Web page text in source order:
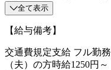
全て表示
【給与備考】
交通費規定支給 フル勤
（夫）の方時給1250円～